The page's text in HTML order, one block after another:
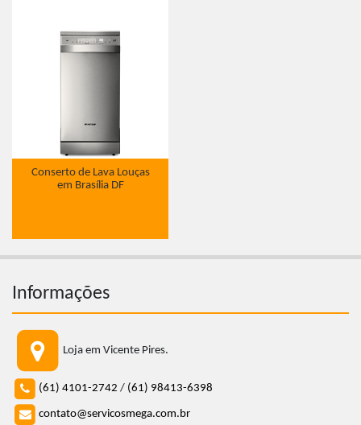
Conserto de Lava Louças
em Brasília DF
Informações
Loja em Vicente Pires.
(61) 4101-2742 / (61) 98413-6398
contato@servicosmega.com.br